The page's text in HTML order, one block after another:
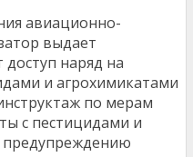
авиационно-
выдает
наряд на
и агрохимикатами
по мерам
с пестицидами и
предупреждению